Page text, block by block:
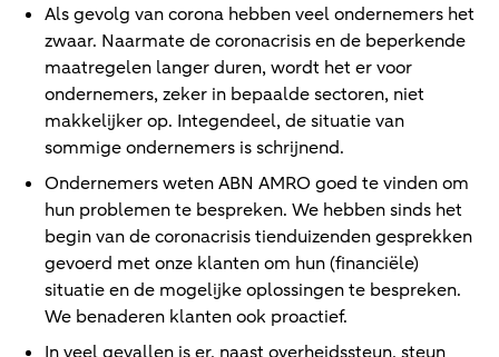
Als gevolg van corona hebben veel ondernemers het
zwaar. Naarmate de coronacrisis en de beperkende
maatregelen langer duren, wordt het er voor
ondernemers, zeker in bepaalde sectoren, niet
makkelijker op. Integendeel, de situatie van
sommige ondernemers is schrijnend.
Ondernemers weten ABN AMRO goed te vinden om
hun problemen te bespreken. We hebben sinds het
begin van de coronacrisis tienduizenden gesprekken
gevoerd met onze klanten om hun (financiële)
situatie en de mogelijke oplossingen te bespreken.
We benaderen klanten ook proactief.